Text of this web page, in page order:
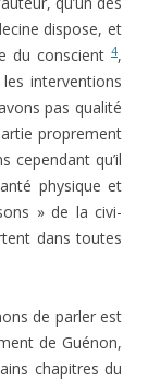
dispose, et
du conscient 4,
les in­terventions
pas qualité
proprement
cependant qu’il
physique et
» de la civi­
dans toutes
de parler est
de Guénon,
chapitres du